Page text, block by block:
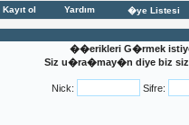
Kayıt ol Yardım �ye Listesi
��erikleri G�rmek
Siz u�ra�may�n diye biz
Nick: Sifre: